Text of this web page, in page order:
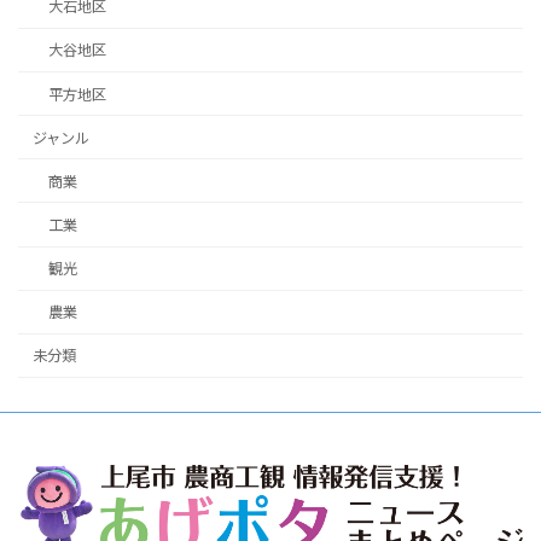
大石地区
大谷地区
平方地区
ジャンル
商業
工業
観光
農業
未分類